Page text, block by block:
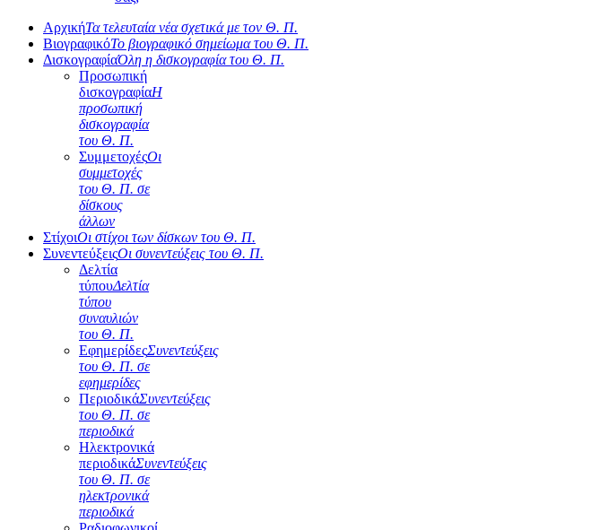
ΑρχικήΤα τελευταία νέα σχετικά με τον Θ. Π.
ΒιογραφικόΤο βιογραφικό σημείωμα του Θ. Π.
ΔισκογραφίαΌλη η δισκογραφία του Θ. Π.
Προσωπική
δισκογραφίαΗ
προσωπική
δισκογραφία
του Θ. Π.
ΣυμμετοχέςΟι
συμμετοχές
του Θ. Π. σε
δίσκους
άλλων
ΣτίχοιΟι στίχοι των δίσκων του Θ. Π.
ΣυνεντεύξειςΟι συνεντεύξεις του Θ. Π.
Δελτία
τύπουΔελτία
τύπου
συναυλιών
του Θ. Π.
ΕφημερίδεςΣυνεντεύξεις
του Θ. Π. σε
εφημερίδες
ΠεριοδικάΣυνεντεύξεις
του Θ. Π. σε
περιοδικά
Ηλεκτρονικά
περιοδικάΣυνεντεύξεις
του Θ. Π. σε
ηλεκτρονικά
περιοδικά